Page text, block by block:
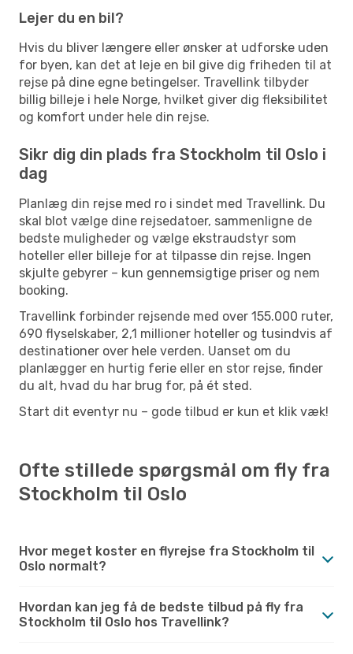
Lejer du en bil?
Hvis du bliver længere eller ønsker at udforske uden
for byen, kan det at leje en bil give dig friheden til at
rejse på dine egne betingelser. Travellink tilbyder
billig billeje i hele Norge, hvilket giver dig fleksibilitet
og komfort under hele din rejse.
Sikr dig din plads fra Stockholm til Oslo i
dag
Planlæg din rejse med ro i sindet med Travellink. Du
skal blot vælge dine rejsedatoer, sammenligne de
bedste muligheder og vælge ekstraudstyr som
hoteller eller billeje for at tilpasse din rejse. Ingen
skjulte gebyrer – kun gennemsigtige priser og nem
booking.
Travellink forbinder rejsende med over 155.000 ruter,
690 flyselskaber, 2,1 millioner hoteller og tusindvis af
destinationer over hele verden. Uanset om du
planlægger en hurtig ferie eller en stor rejse, finder
du alt, hvad du har brug for, på ét sted.
Start dit eventyr nu – gode tilbud er kun et klik væk!
Ofte stillede spørgsmål om fly fra
Stockholm til Oslo
Hvor meget koster en flyrejse fra Stockholm til
Oslo normalt?
Hvordan kan jeg få de bedste tilbud på fly fra
Stockholm til Oslo hos Travellink?